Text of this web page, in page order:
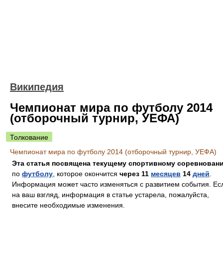
Википедия
Чемпионат мира по футболу 2014
(отборочный турнир, УЕФА)
Толкование
Чемпионат мира по футболу 2014 (отборочный турнир, УЕФА)
Эта статья посвящена текущему спортивному
по футболу , которое окончится через 11 месяцев 14 дней
Информация может часто изменяться с развитием события.
на ваш взгляд, информация в статье устарела, пожалуйста,
внесите необходимые изменения.